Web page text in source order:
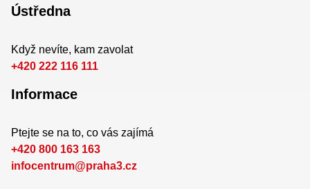
Ústředna
Když nevíte, kam zavolat
+420 222 116 111
Informace
Ptejte se na to, co vás zajímá
+420 800 163 163
infocentrum@praha3.cz